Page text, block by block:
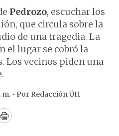
Pedrozo, escuchar los
que circula sobre la
de una tragedia. La
el lugar se cobró la
Los vecinos piden una
• Por Redacción ÚH
Print